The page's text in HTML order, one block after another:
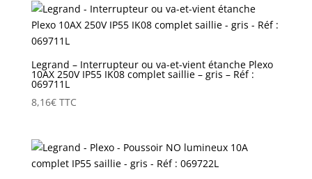
Legrand – Interrupteur ou va-et-vient étanche Plexo
10AX 250V IP55 IK08 complet saillie – gris – Réf :
069711L
8,16€ TTC